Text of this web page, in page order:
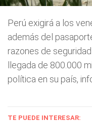
Perú exigirá a los
además del
razones de
llegada de 800.000
política en su país,
TE PUEDE INTERESAR: